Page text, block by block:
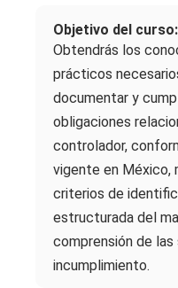
Objetivo del curso:
Obtendrás los
prácticos
documentar y
obligaciones
controlador,
vigente en México,
criterios de
estructurada del
comprensión de
incumplimiento.